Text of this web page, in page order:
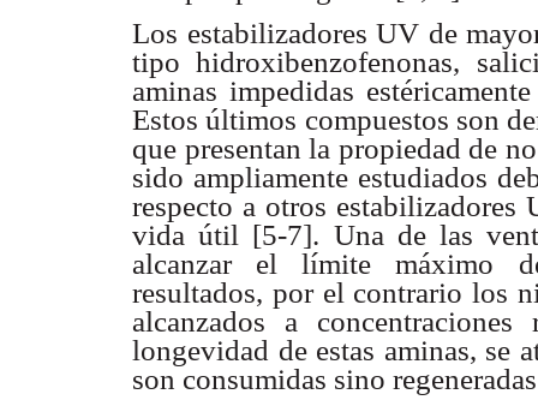
Los estabilizadores UV de
tipo hidroxibenzofenonas,
aminas impedidas
Estos últimos compuestos son
que presentan la propiedad de
sido ampliamente estudiados
respecto a otros estabilizadores
vida útil [5-7]. Una de las
alcanzar el límite máximo
resultados, por el contrario los
alcanzados a
longevidad de estas aminas, se
son consumidas sino